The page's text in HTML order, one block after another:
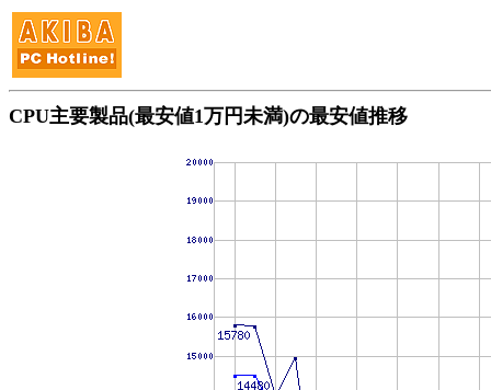
CPU主要製品(最安値1万円未満)の最安値推移